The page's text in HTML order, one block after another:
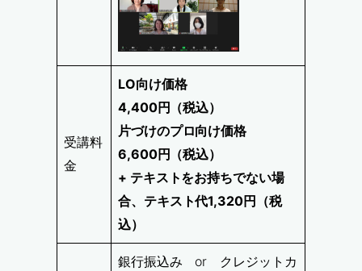
受講料
金
LO向け価格
4,400円（税込）
片づけのプロ向け価格
6,600円（税込）
+ テキストをお持ちでない場
合、テキスト代1,320円（税
込）
銀行振込み or クレジットカ